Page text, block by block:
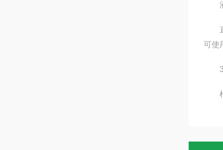
液
直
可使
3
根